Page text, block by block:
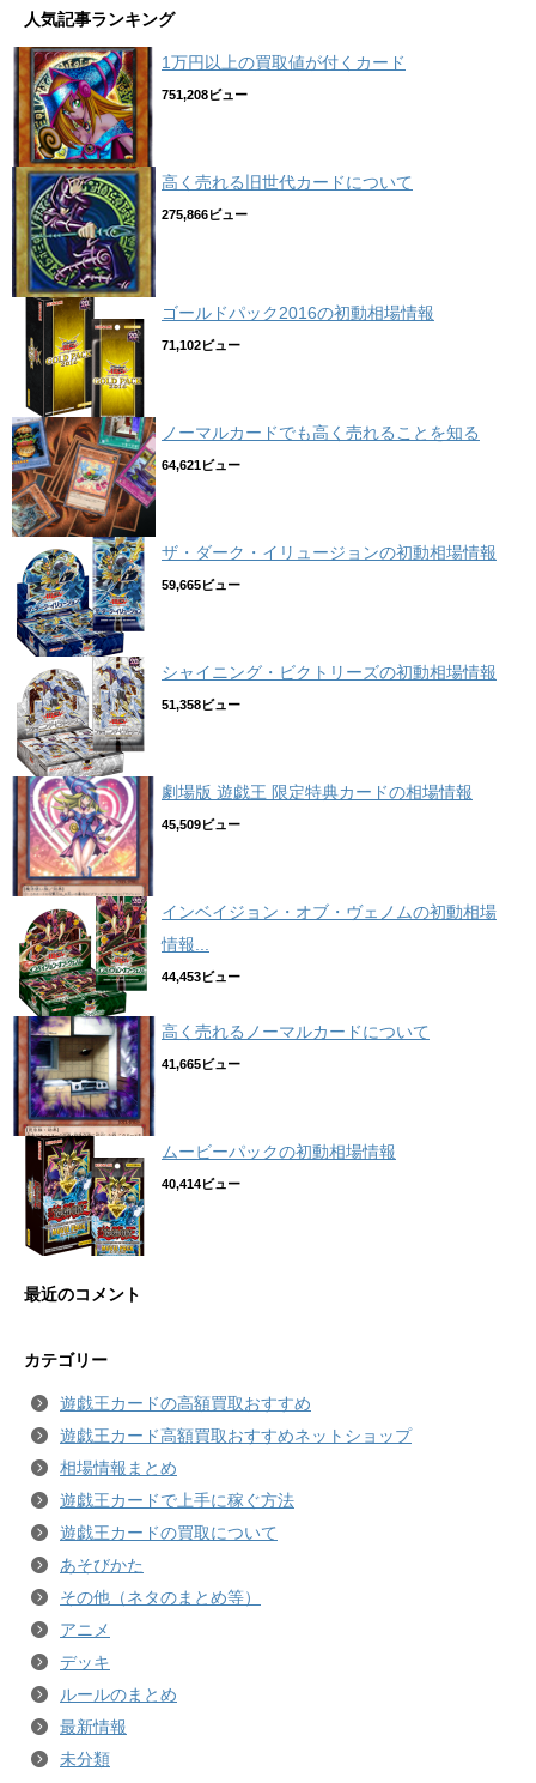
人気記事ランキング
1万円以上の買取値が付くカード
751,208ビュー
高く売れる旧世代カードについて
275,866ビュー
ゴールドパック2016の初動相場情報
71,102ビュー
ノーマルカードでも高く売れることを知る
64,621ビュー
ザ・ダーク・イリュージョンの初動相場情報
59,665ビュー
シャイニング・ビクトリーズの初動相場情報
51,358ビュー
劇場版 遊戯王 限定特典カードの相場情報
45,509ビュー
インベイジョン・オブ・ヴェノムの初動相場
情報...
44,453ビュー
高く売れるノーマルカードについて
41,665ビュー
ムービーパックの初動相場情報
40,414ビュー
最近のコメント
カテゴリー
遊戯王カードの高額買取おすすめ
遊戯王カード高額買取おすすめネットショップ
相場情報まとめ
遊戯王カードで上手に稼ぐ方法
遊戯王カードの買取について
あそびかた
その他（ネタのまとめ等）
アニメ
デッキ
ルールのまとめ
最新情報
未分類